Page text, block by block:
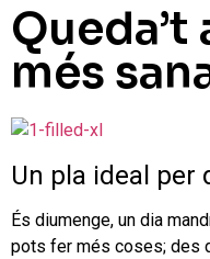
Queda’t
més
Un pla ideal per
És diumenge, un dia
pots fer més coses; des